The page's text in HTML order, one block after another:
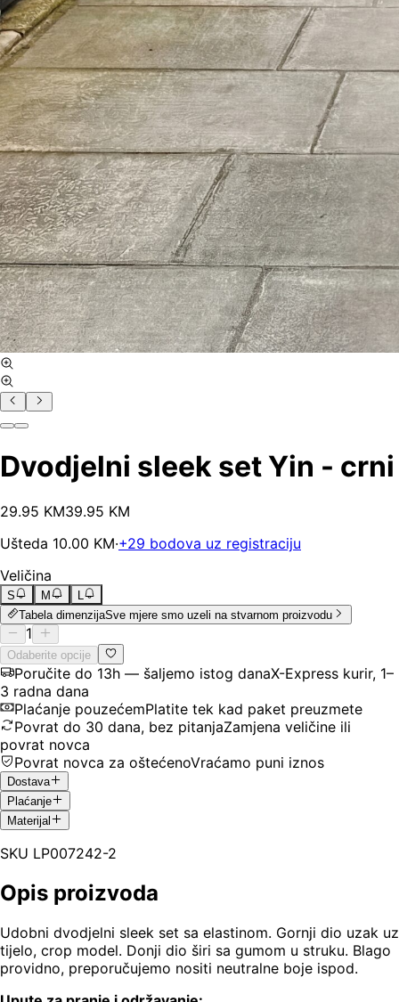
Dvodjelni sleek set Yin - crni
29.95 KM39.95 KM
Ušteda 10.00 KM·+29 bodova uz registraciju
Veličina
S M
L
Tabela dimenzijaSve mjere smo uzeli na stvarnom proizvodu
1
Odaberite opcije
Poručite do 13h — šaljemo istog danaX-Express kurir, 1–
3 radna dana
Plaćanje pouzećemPlatite tek kad paket preuzmete
Povrat do 30 dana, bez pitanjaZamjena veličine ili
povrat novca
Povrat novca za oštećenoVraćamo puni iznos
Dostava
Plaćanje
Materijal
SKU LP007242-2
Opis proizvoda
Udobni dvodjelni sleek set sa elastinom. Gornji dio uzak uz
tijelo, crop model. Donji dio širi sa gumom u struku. Blago
providno, preporučujemo nositi neutralne boje ispod.